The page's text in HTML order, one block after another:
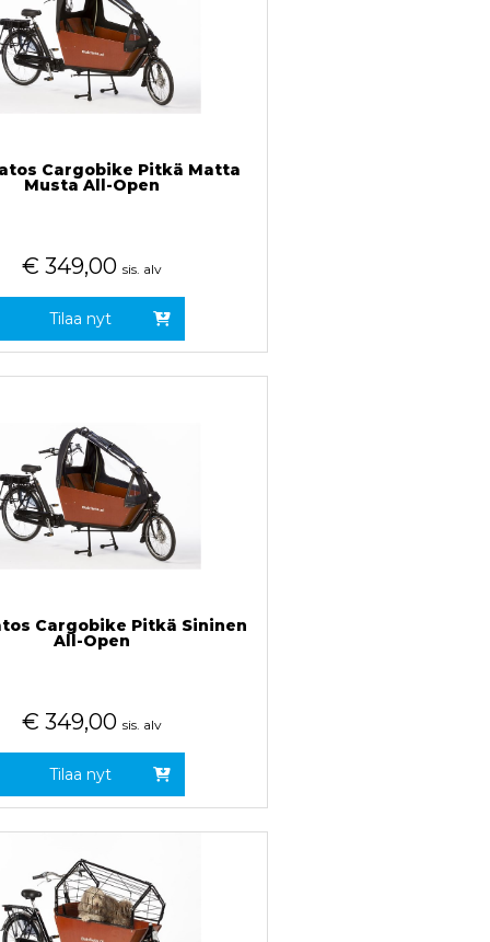
Cargobike Pitkä Matta
Musta All-Open
€ 349,00 sis. alv
Tilaa nyt
Cargobike Pitkä Sininen
All-Open
€ 349,00 sis. alv
Tilaa nyt